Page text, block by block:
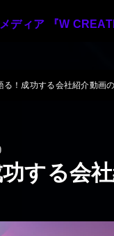
る！成功する会社紹介動画
する会